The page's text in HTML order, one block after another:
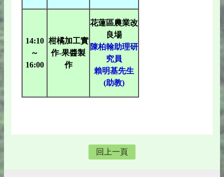
14:10
～
16:00
柑橘加工實
作-果醬製
作
花蓮區農業改
良場
陳柏翰助理研
究員
賴明基先生
(助教)
回上一頁